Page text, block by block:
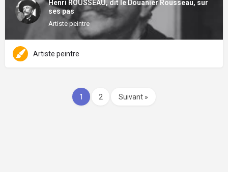
Henri ROUSSEAU, dit le Douanier Rousseau, sur
ses pas
Artiste peintre
Artiste peintre
1 2 Suivant »